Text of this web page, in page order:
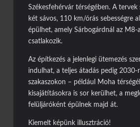
Székesfehérvár térségében. A tervek
két sávos, 110 km/órás sebességre
épülhet, amely Sárbogárdnál az M8-
csatlakozik.
Az építkezés a jelenlegi ütemezés
indulhat, a teljes átadás pedig 2030-
szakaszokon – például Moha
kisajátításokra is sor kerülhet, a
felüljáróként épülnek majd át.
Kiemelt képünk illusztráció!